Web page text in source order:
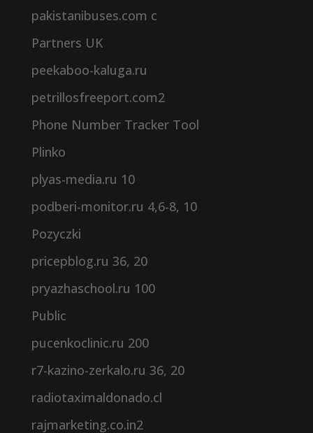
pakistanibuses.com c
Partners UK
peekaboo-kaluga.ru
petrillosfreeport.com2
Phone Number Tracker Tool
Plinko
plyas-media.ru 10
podberi-monitor.ru 4,6-8, 10
Pozyczki
pricepblog.ru 36, 20
pryazhaschool.ru 100
Public
pucenkoclinic.ru 200
r7-kazino-zerkalo.ru 36, 20
radiotaximaldonado.cl
rajmarketing.co.in2